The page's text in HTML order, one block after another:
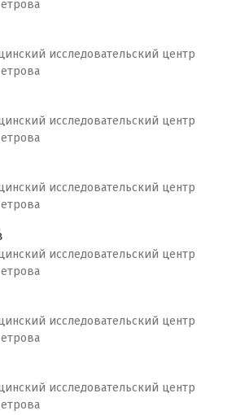
исследовательский центр
исследовательский центр
исследовательский центр
исследовательский центр
исследовательский центр
исследовательский центр